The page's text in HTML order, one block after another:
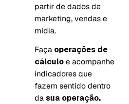
partir de dados de
marketing, vendas e
mídia.
Faça operações de
cálculoe acompanhe
indicadores que
fazem sentido dentro
dasua operação.